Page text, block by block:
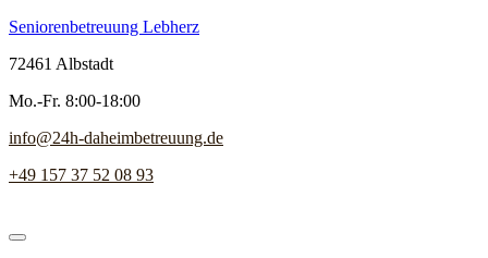
Seniorenbetreuung Lebherz
72461 Albstadt
Mo.-Fr. 8:00-18:00
info@24h-daheimbetreuung.de
+49 157 37 52 08 93